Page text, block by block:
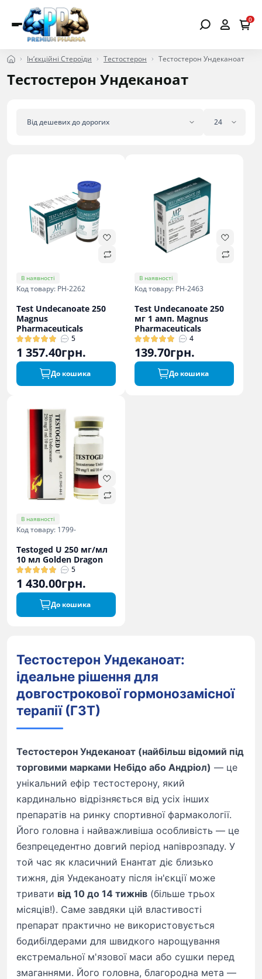
0
Ін’єкційні Стероїди Тестостерон Тестостерон Ундеканоат
Тестостерон Ундеканоат
В наявності
Код товару: PH-2262
Test Undecanoate 250
Magnus
Pharmaceuticals
5
1 357.40грн.
До кошика
В наявності
Код товару: PH-2463
Test Undecanoate 250
мг 1 амп. Magnus
Pharmaceuticals
4
139.70грн.
До кошика
В наявності
Код товару: 1799-
Testoged U 250 мг/мл
10 мл Golden Dragon
5
1 430.00грн.
До кошика
Тестостерон Ундеканоат:
ідеальне рішення для
довгострокової гормонозамісної
терапії (ГЗТ)
Тестостерон Ундеканоат (найбільш відомий під
торговими марками Небідо або Андріол) — це
унікальний ефір тестостерону, який
кардинально відрізняється від усіх інших
препаратів на ринку спортивної фармакології.
Його головна і найважливіша особливість — це
безпрецедентно довгий період напіврозпаду. У
той час як класичний Енантат діє близько
тижня, дія Ундеканоату після ін'єкції може
тривати від 10 до 14 тижнів (більше трьох
місяців!). Саме завдяки цій властивості
препарат практично не використовується
бодибілдерами для швидкого нарощування
екстремальної м'язової маси або сушки перед
змаганнями. Його головна, благородна мета —